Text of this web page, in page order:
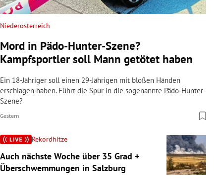
Niederösterreich
Mord in Pädo-Hunter-Szene?
Kampfsportler soll Mann getötet haben
Ein 18-Jähriger soll einen 29-Jährigen mit bloßen Händen
erschlagen haben. Führt die Spur in die sogenannte Pädo-Hunter-
Szene?
Gestern
Rekordhitze
Auch nächste Woche über 35 Grad +
Überschwemmungen in Salzburg